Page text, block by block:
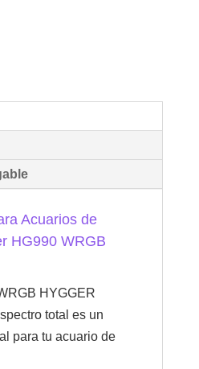
Acuarios de
HG990 WRGB
HYGGER
total es un
para tu acuario de